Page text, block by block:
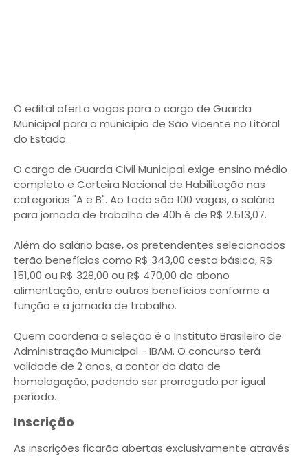
O edital oferta vagas para o cargo de Guarda
Municipal para o município de São Vicente no Litoral
do Estado.
O cargo de Guarda Civil Municipal exige ensino médio
completo e Carteira Nacional de Habilitação nas
categorias "A e B". Ao todo são 100 vagas, o salário
para jornada de trabalho de 40h é de R$ 2.513,07.
Além do salário base, os pretendentes selecionados
terão benefícios como R$ 343,00 cesta básica, R$
151,00 ou R$ 328,00 ou R$ 470,00 de abono
alimentação, entre outros benefícios conforme a
função e a jornada de trabalho.
Quem coordena a seleção é o Instituto Brasileiro de
Administração Municipal - IBAM. O concurso terá
validade de 2 anos, a contar da data de
homologação, podendo ser prorrogado por igual
período.
Inscrição
As inscrições ficarão abertas exclusivamente através